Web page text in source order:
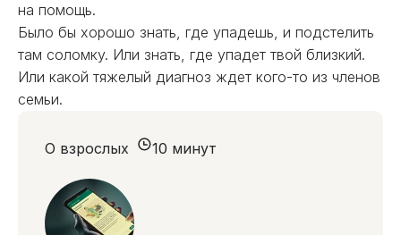
на помощь.
Было бы хорошо знать, где упадешь, и подстелить
там соломку. Или знать, где упадет твой близкий.
Или какой тяжелый диагноз ждет кого-то из членов
семьи.
О взрослых 10 минут